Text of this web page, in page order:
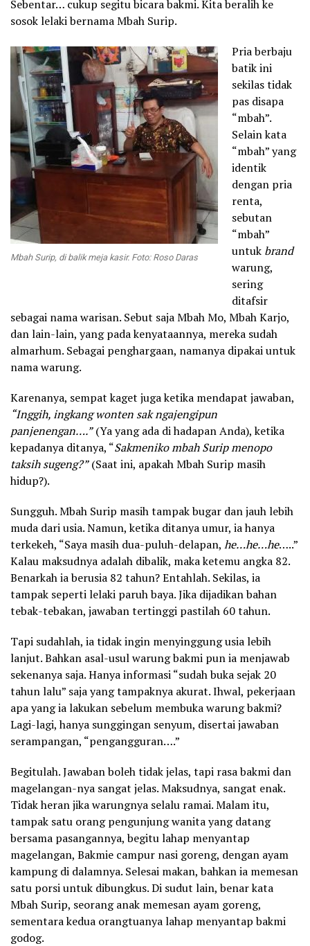
Sebentar… cukup segitu bicara bakmi. Kita beralih ke
sosok lelaki bernama Mbah Surip.
Mbah Surip, di balik meja kasir. Foto: Roso Daras
Pria berbaju
batik ini
sekilas tidak
pas disapa
“mbah”.
Selain kata
“mbah” yang
identik
dengan pria
renta,
sebutan
“mbah”
untuk brand
warung,
sering
ditafsir
sebagai nama warisan. Sebut saja Mbah Mo, Mbah Karjo,
dan lain-lain, yang pada kenyataannya, mereka sudah
almarhum. Sebagai penghargaan, namanya dipakai untuk
nama warung.
Karenanya, sempat kaget juga ketika mendapat jawaban,
“Inggih, ingkang wonten sak ngajengipun
panjenengan….”(Ya yang ada di hadapan Anda), ketika
kepadanya ditanya, “Sakmeniko mbah Surip menopo
taksih sugeng?”(Saat ini, apakah Mbah Surip masih
hidup?).
Sungguh. Mbah Surip masih tampak bugar dan jauh lebih
muda dari usia. Namun, ketika ditanya umur, ia hanya
terkekeh, “Saya masih dua-puluh-delapan, he…he…he…..”
Kalau maksudnya adalah dibalik, maka ketemu angka 82.
Benarkah ia berusia 82 tahun? Entahlah. Sekilas, ia
tampak seperti lelaki paruh baya. Jika dijadikan bahan
tebak-tebakan, jawaban tertinggi pastilah 60 tahun.
Tapi sudahlah, ia tidak ingin menyinggung usia lebih
lanjut. Bahkan asal-usul warung bakmi pun ia menjawab
sekenanya saja. Hanya informasi “sudah buka sejak 20
tahun lalu” saja yang tampaknya akurat. Ihwal, pekerjaan
apa yang ia lakukan sebelum membuka warung bakmi?
Lagi-lagi, hanya sunggingan senyum, disertai jawaban
serampangan, “pengangguran….”
Begitulah. Jawaban boleh tidak jelas, tapi rasa bakmi dan
magelangan-nya sangat jelas. Maksudnya, sangat enak.
Tidak heran jika warungnya selalu ramai. Malam itu,
tampak satu orang pengunjung wanita yang datang
bersama pasangannya, begitu lahap menyantap
magelangan, Bakmie campur nasi goreng, dengan ayam
kampung di dalamnya. Selesai makan, bahkan ia memesan
satu porsi untuk dibungkus. Di sudut lain, benar kata
Mbah Surip, seorang anak memesan ayam goreng,
sementara kedua orangtuanya lahap menyantap bakmi
godog.